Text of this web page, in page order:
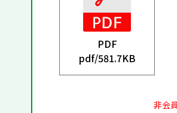
PDF
pdf/581.7KB
非会